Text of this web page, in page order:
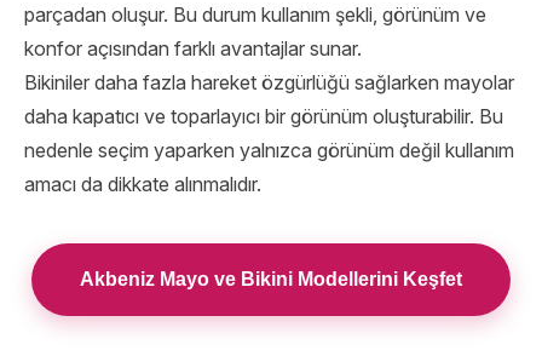
parçadan oluşur. Bu durum kullanım şekli, görünüm ve
konfor açısından farklı avantajlar sunar.
Bikiniler daha fazla hareket özgürlüğü sağlarken mayolar
daha kapatıcı ve toparlayıcı bir görünüm oluşturabilir. Bu
nedenle seçim yaparken yalnızca görünüm değil kullanım
amacı da dikkate alınmalıdır.
Akbeniz Mayo ve Bikini Modellerini Keşfet